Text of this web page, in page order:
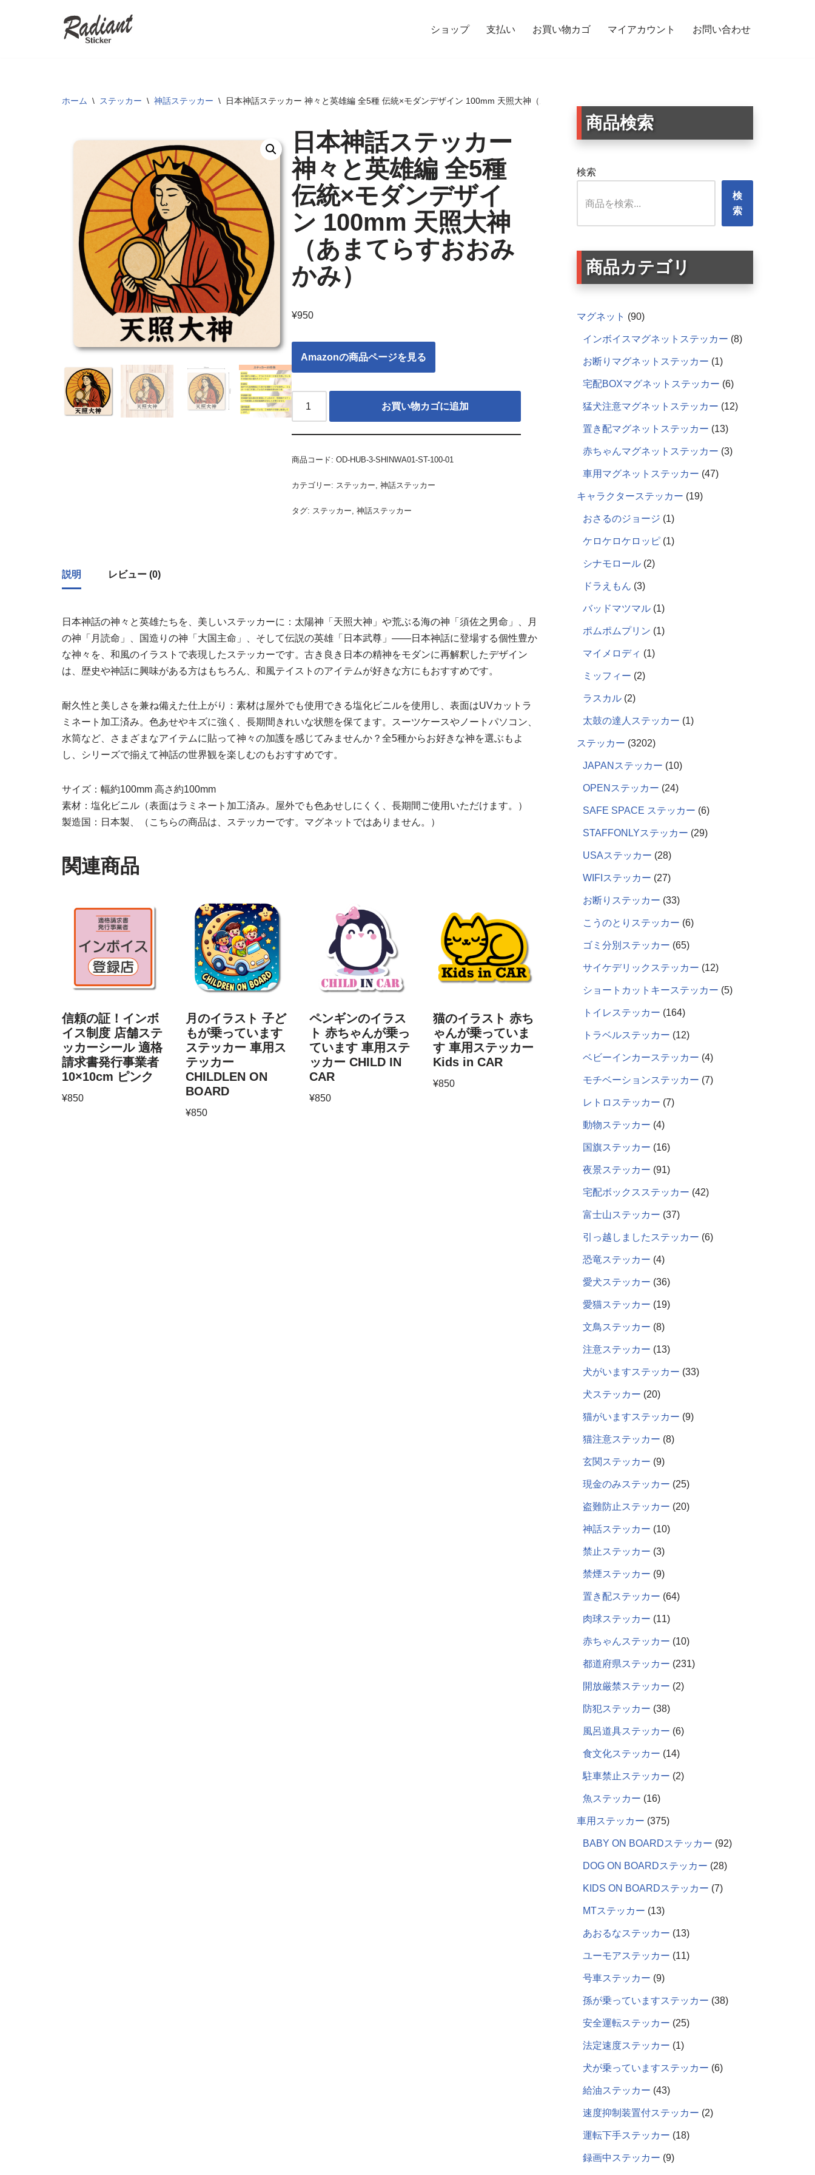
ショップ 支払い お買い物カゴ マイアカウント お問い合わせ
ホーム \ ステッカー \ 神話ステッカー \ 日本神話ステッカー 神々と英雄編 全5種 伝統×モダンデザイン 100mm 天照大神（あまてらすおおみかみ）
日本神話ステッカー
神々と英雄編 全5種
伝統×モダンデザイ
ン 100mm 天照大神
（あまてらすおおみ
かみ）
¥950
Amazonの商品ページを見る
お買い物カゴに追加
商品コード: OD-HUB-3-SHINWA01-ST-100-01
カテゴリー: ステッカー, 神話ステッカー
タグ: ステッカー, 神話ステッカー
説明 レビュー (0)
日本神話の神々と英雄たちを、美しいステッカーに：太陽神「天照大神」や荒ぶる海の神「須佐之男命」、月
の神「月読命」、国造りの神「大国主命」、そして伝説の英雄「日本武尊」——日本神話に登場する個性豊か
な神々を、和風のイラストで表現したステッカーです。古き良き日本の精神をモダンに再解釈したデザイン
は、歴史や神話に興味がある方はもちろん、和風テイストのアイテムが好きな方にもおすすめです。
耐久性と美しさを兼ね備えた仕上がり：素材は屋外でも使用できる塩化ビニルを使用し、表面はUVカットラ
ミネート加工済み。色あせやキズに強く、長期間きれいな状態を保てます。スーツケースやノートパソコン、
水筒など、さまざまなアイテムに貼って神々の加護を感じてみませんか？全5種からお好きな神を選ぶもよ
し、シリーズで揃えて神話の世界観を楽しむのもおすすめです。
サイズ：幅約100mm 高さ約100mm
素材：塩化ビニル（表面はラミネート加工済み。屋外でも色あせしにくく、長期間ご使用いただけます。）
製造国：日本製、（こちらの商品は、ステッカーです。マグネットではありません。）
関連商品
信頼の証！インボ
イス制度 店舗ステ
ッカーシール 適格
請求書発行事業者
10×10cm ピンク
¥850
月のイラスト 子ど
もが乗っています
ステッカー 車用ス
テッカー
CHILDLEN ON
BOARD
¥850
ペンギンのイラス
ト 赤ちゃんが乗っ
ています 車用ステ
ッカー CHILD IN
CAR
¥850
猫のイラスト 赤ち
ゃんが乗っていま
す 車用ステッカー
Kids in CAR
¥850
商品検索
検索
検
索
商品カテゴリ
マグネット 90
インボイスマグネットステッカー 8
お断りマグネットステッカー 1
宅配BOXマグネットステッカー 6
猛犬注意マグネットステッカー 12
置き配マグネットステッカー 13
赤ちゃんマグネットステッカー 3
車用マグネットステッカー 47
キャラクターステッカー 19
おさるのジョージ 1
ケロケロケロッピ 1
シナモロール 2
ドラえもん 3
バッドマツマル 1
ポムポムプリン 1
マイメロディ 1
ミッフィー 2
ラスカル 2
太鼓の達人ステッカー 1
ステッカー 3202
JAPANステッカー 10
OPENステッカー 24
SAFE SPACE ステッカー 6
STAFFONLYステッカー 29
USAステッカー 28
WIFIステッカー 27
お断りステッカー 33
こうのとりステッカー 6
ゴミ分別ステッカー 65
サイケデリックステッカー 12
ショートカットキーステッカー 5
トイレステッカー 164
トラベルステッカー 12
ベビーインカーステッカー 4
モチベーションステッカー 7
レトロステッカー 7
動物ステッカー 4
国旗ステッカー 16
夜景ステッカー 91
宅配ボックスステッカー 42
富士山ステッカー 37
引っ越しましたステッカー 6
恐竜ステッカー 4
愛犬ステッカー 36
愛猫ステッカー 19
文鳥ステッカー 8
注意ステッカー 13
犬がいますステッカー 33
犬ステッカー 20
猫がいますステッカー 9
猫注意ステッカー 8
玄関ステッカー 9
現金のみステッカー 25
盗難防止ステッカー 20
神話ステッカー 10
禁止ステッカー 3
禁煙ステッカー 9
置き配ステッカー 64
肉球ステッカー 11
赤ちゃんステッカー 10
都道府県ステッカー 231
開放厳禁ステッカー 2
防犯ステッカー 38
風呂道具ステッカー 6
食文化ステッカー 14
駐車禁止ステッカー 2
魚ステッカー 16
車用ステッカー 375
BABY ON BOARDステッカー 92
DOG ON BOARDステッカー 28
KIDS ON BOARDステッカー 7
MTステッカー 13
あおるなステッカー 13
ユーモアステッカー 11
号車ステッカー 9
孫が乗っていますステッカー 38
安全運転ステッカー 25
法定速度ステッカー 1
犬が乗っていますステッカー 6
給油ステッカー 43
速度抑制装置付ステッカー 2
運転下手ステッカー 18
録画中ステッカー 9